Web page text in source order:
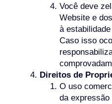
Você deve
Website e
à
Caso isso
Direitos de
O uso
da